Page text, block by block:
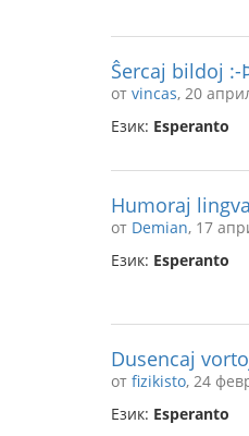
Ŝercaj bildoj :-
от vincas, 20
Език: Esperanto
Humoraj
от Demian, 17
Език: Esperanto
Dusencaj
от fizikisto, 24
Език: Esperanto